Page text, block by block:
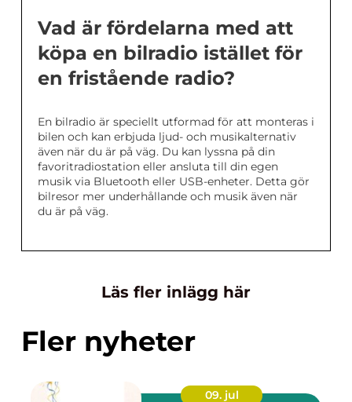
Vad är fördelarna med att
köpa en bilradio istället för
en fristående radio?
En bilradio är speciellt utformad för att monteras i
bilen och kan erbjuda ljud- och musikalternativ
även när du är på väg. Du kan lyssna på din
favoritradiostation eller ansluta till din egen
musik via Bluetooth eller USB-enheter. Detta gör
bilresor mer underhållande och musik även när
du är på väg.
Läs fler inlägg här
Fler nyheter
09. jul